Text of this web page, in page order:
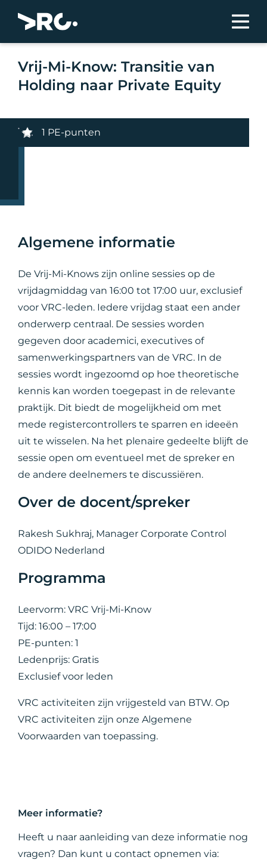
Vrij-Mi-Know: Transitie van
Holding naar Private Equity
1 PE-punten
Algemene informatie
De Vrij-Mi-Knows zijn online sessies op de
vrijdagmiddag van 16:00 tot 17:00 uur, exclusief
voor VRC-leden. Iedere vrijdag staat een ander
onderwerp centraal. De sessies worden
gegeven door academici, executives of
samenwerkingspartners van de VRC. In de
sessies wordt ingezoomd op hoe theoretische
kennis kan worden toegepast in de relevante
praktijk. Dit biedt de mogelijkheid om met
mede registercontrollers te sparren en ideeën
uit te wisselen. Na het plenaire gedeelte blijft de
sessie open om eventueel met de spreker en
de andere deelnemers te discussiëren.
Over de docent/spreker
Rakesh Sukhraj, Manager Corporate Control
ODIDO Nederland
Programma
Leervorm: VRC Vrij-Mi-Know
Tijd: 16:00 – 17:00
PE-punten: 1
Ledenprijs: Gratis
Exclusief voor leden
VRC activiteiten zijn vrijgesteld van BTW. Op
VRC activiteiten zijn onze Algemene
Voorwaarden van toepassing.
Meer informatie?
Heeft u naar aanleiding van deze informatie nog
vragen? Dan kunt u contact opnemen via: